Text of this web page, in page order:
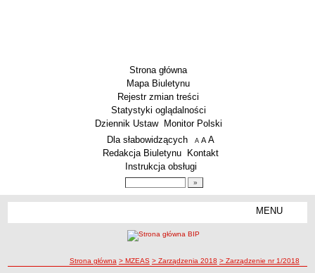
Strona główna
Mapa Biuletynu
Rejestr zmian treści
Statystyki oglądalności
Dziennik Ustaw
Monitor Polski
Menu dodatkowe
Dla słabowidzących A pomniejsz czcionkę
A standardowy rozmiar czcionki
A
Redakcja Biuletynu
Kontakt
Instrukcja obsługi
MENU
PONOWNE WYKORZYSTYWANIE
PLACÓWKI OŚWIATOWE
ścieżka nawigacji
Strona główna > MZEAS > Zarządzenia 2018 > Zarządzenie nr 1/2018